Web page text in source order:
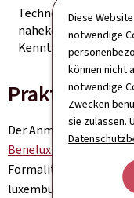
Diese
notwendige
können nicht
notwendige
Zwecken
sie zulassen.
Technologie von
nahekommen,
Kenntnis der
Praktische
Der Anmelder kann den
Benelux Patent
Formalitäten für die
luxemburgische